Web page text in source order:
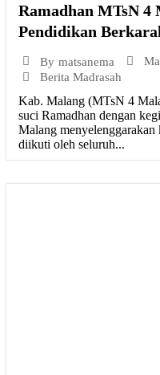
Ramadhan MTsN
Pendidikan
By matsanema
Berita Madrasah
Kab. Malang (MTsN 4
suci Ramadhan dengan
Malang
diikuti oleh seluruh...